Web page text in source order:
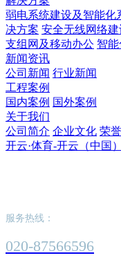
弱电系统建设及智能化
决方案 安全无线网络建
支组网及移动办公 智
新闻资讯
公司新闻 行业新闻
工程案例
国内案例 国外案例
关于我们
公司简介 企业文化 荣
开云·体育-开云（中国
服务热线：
020-87566596